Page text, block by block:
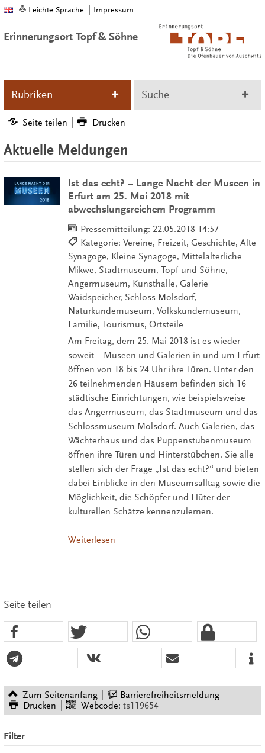
Leichte Sprache Impressum
Erinnerungsort Topf & Söhne
Rubriken Suche
Seite teilen Drucken
Aktuelle Meldungen
Ist das echt? – Lange Nacht der Museen in
Erfurt am 25. Mai 2018 mit
abwechslungsreichem Programm
Pressemitteilung: 22.05.2018 14:57
Kategorie: Vereine, Freizeit, Geschichte, Alte
Synagoge, Kleine Synagoge, Mittelalterliche
Mikwe, Stadtmuseum, Topf und Söhne,
Angermuseum, Kunsthalle, Galerie
Waidspeicher, Schloss Molsdorf,
Naturkundemuseum, Volkskundemuseum,
Familie, Tourismus, Ortsteile
Am Freitag, dem 25. Mai 2018 ist es wieder
soweit – Museen und Galerien in und um Erfurt
öffnen von 18 bis 24 Uhr ihre Türen. Unter den
26 teilnehmenden Häusern befinden sich 16
städtische Einrichtungen, wie beispielsweise
das Angermuseum, das Stadtmuseum und das
Schlossmuseum Molsdorf. Auch Galerien, das
Wächterhaus und das Puppenstubenmuseum
öffnen ihre Türen und Hinterstübchen. Sie alle
stellen sich der Frage „Ist das echt?“ und bieten
dabei Einblicke in den Museumsalltag sowie die
Möglichkeit, die Schöpfer und Hüter der
kulturellen Schätze kennenzulernen.
Weiterlesen
Seite teilen
Zum Seitenanfang
Barrierefreiheitsmeldung
Drucken
Webcode: ts119654
Filter